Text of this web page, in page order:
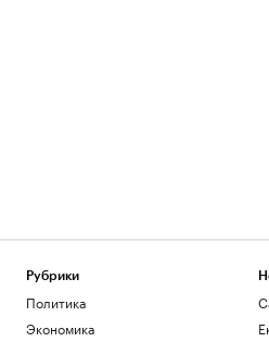
Рубрики
Политика
Экономика